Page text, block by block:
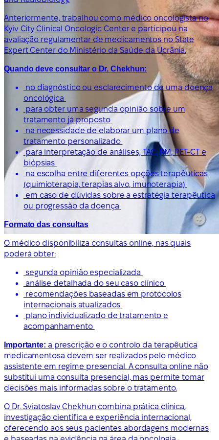
Anteriormente, trabalhou como médico oncologista no
Kyiv City Clinical Oncologic Center e participou na
avaliação regulamentar de medicamentos no State
Expert Center do Ministério da Saúde da Ucrânia.
Quando deve consultar o Dr. Chekhun:
no diagnóstico ou esclarecimento de uma doença
oncológica
para obter uma segunda opinião sobre um
tratamento já proposto
na necessidade de elaborar um plano de
tratamento personalizado
para interpretação de análises, TAC, RM, PET-CT e
biópsias
na escolha entre diferentes opções terapêuticas
(quimioterapia, terapias alvo, imunoterapia)
em caso de dúvidas sobre a estratégia terapêutica
ou progressão da doença
Formato das consultas
O médico disponibiliza consultas online, nas quais
poderá obter:
segunda opinião especializada
análise detalhada do seu caso clínico
recomendações baseadas em protocolos
internacionais atualizados
plano individualizado de tratamento e
acompanhamento
Importante: a prescrição e o controlo da terapêutica
medicamentosa devem ser realizados pelo médico
assistente em regime presencial. A consulta online não
substitui uma consulta presencial, mas permite tomar
decisões mais informadas sobre o tratamento.
O Dr. Sviatoslav Chekhun combina prática clínica,
investigação científica e experiência internacional,
oferecendo aos seus pacientes abordagens modernas